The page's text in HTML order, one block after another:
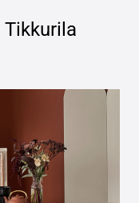
Tikkurila